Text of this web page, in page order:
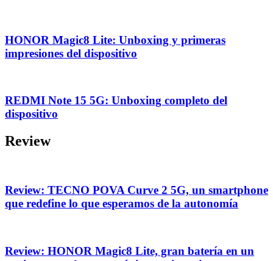
HONOR Magic8 Lite: Unboxing y primeras
impresiones del dispositivo
REDMI Note 15 5G: Unboxing completo del
dispositivo
Review
Review: TECNO POVA Curve 2 5G, un smartphone
que redefine lo que esperamos de la autonomía
Review: HONOR Magic8 Lite, gran batería en un